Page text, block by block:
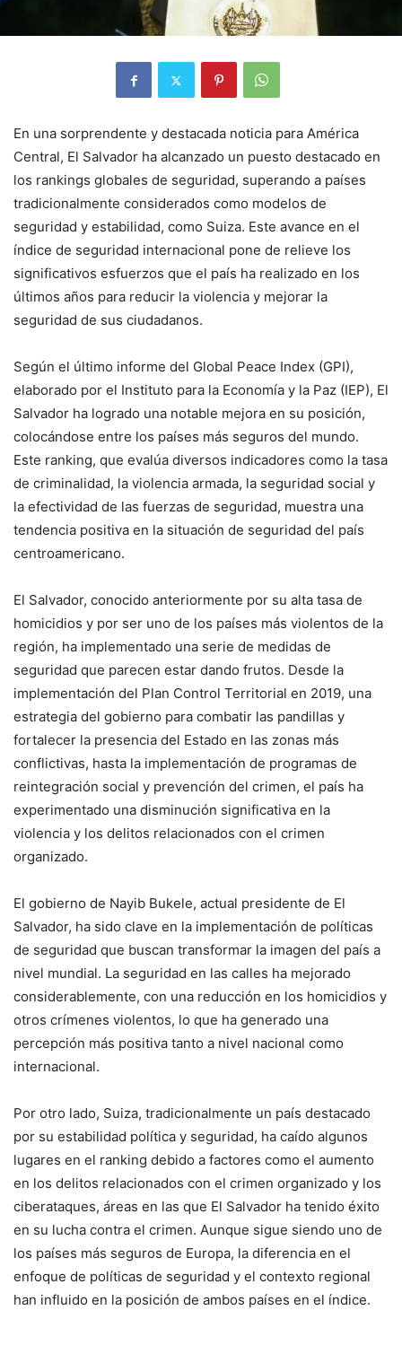
En una sorprendente y destacada noticia para América
Central, El Salvador ha alcanzado un puesto destacado en
los rankings globales de seguridad, superando a países
tradicionalmente considerados como modelos de
seguridad y estabilidad, como Suiza. Este avance en el
índice de seguridad internacional pone de relieve los
significativos esfuerzos que el país ha realizado en los
últimos años para reducir la violencia y mejorar la
seguridad de sus ciudadanos.
Según el último informe del Global Peace Index (GPI),
elaborado por el Instituto para la Economía y la Paz (IEP), El
Salvador ha logrado una notable mejora en su posición,
colocándose entre los países más seguros del mundo.
Este ranking, que evalúa diversos indicadores como la tasa
de criminalidad, la violencia armada, la seguridad social y
la efectividad de las fuerzas de seguridad, muestra una
tendencia positiva en la situación de seguridad del país
centroamericano.
El Salvador, conocido anteriormente por su alta tasa de
homicidios y por ser uno de los países más violentos de la
región, ha implementado una serie de medidas de
seguridad que parecen estar dando frutos. Desde la
implementación del Plan Control Territorial en 2019, una
estrategia del gobierno para combatir las pandillas y
fortalecer la presencia del Estado en las zonas más
conflictivas, hasta la implementación de programas de
reintegración social y prevención del crimen, el país ha
experimentado una disminución significativa en la
violencia y los delitos relacionados con el crimen
organizado.
El gobierno de Nayib Bukele, actual presidente de El
Salvador, ha sido clave en la implementación de políticas
de seguridad que buscan transformar la imagen del país a
nivel mundial. La seguridad en las calles ha mejorado
considerablemente, con una reducción en los homicidios y
otros crímenes violentos, lo que ha generado una
percepción más positiva tanto a nivel nacional como
internacional.
Por otro lado, Suiza, tradicionalmente un país destacado
por su estabilidad política y seguridad, ha caído algunos
lugares en el ranking debido a factores como el aumento
en los delitos relacionados con el crimen organizado y los
ciberataques, áreas en las que El Salvador ha tenido éxito
en su lucha contra el crimen. Aunque sigue siendo uno de
los países más seguros de Europa, la diferencia en el
enfoque de políticas de seguridad y el contexto regional
han influido en la posición de ambos países en el índice.